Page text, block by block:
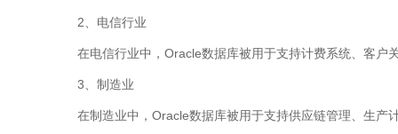
2、电信行业
在电信行业中，Oracle数据库被用于支持计费系统、客户
3、制造业
在制造业中，Oracle数据库被用于支持供应链管理、生产